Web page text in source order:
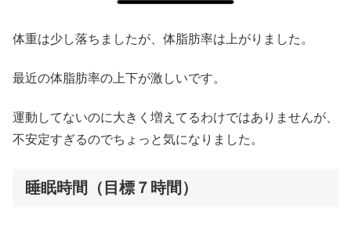
体重は少し落ちましたが、体脂肪率は上がりました。
最近の体脂肪率の上下が激しいです。
運動してないのに大きく増えてるわけではありませんが、
不安定すぎるのでちょっと気になりました。
睡眠時間（目標７時間）